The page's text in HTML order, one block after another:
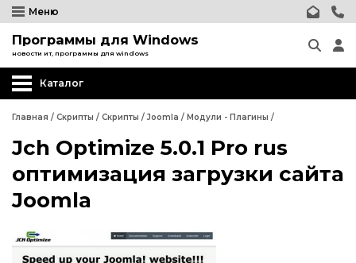
Меню
Программы для Windows
новости ит, программы для windows
Каталог
Wordpress
Главная / Скрипты / Скрипты / Joomla / Модули - Плагины /
Jch Optimize 5.0.1 Pro rus
оптимизация загрузки сайта
Joomla
Wordpress
Joomla
Компоненты Joomla